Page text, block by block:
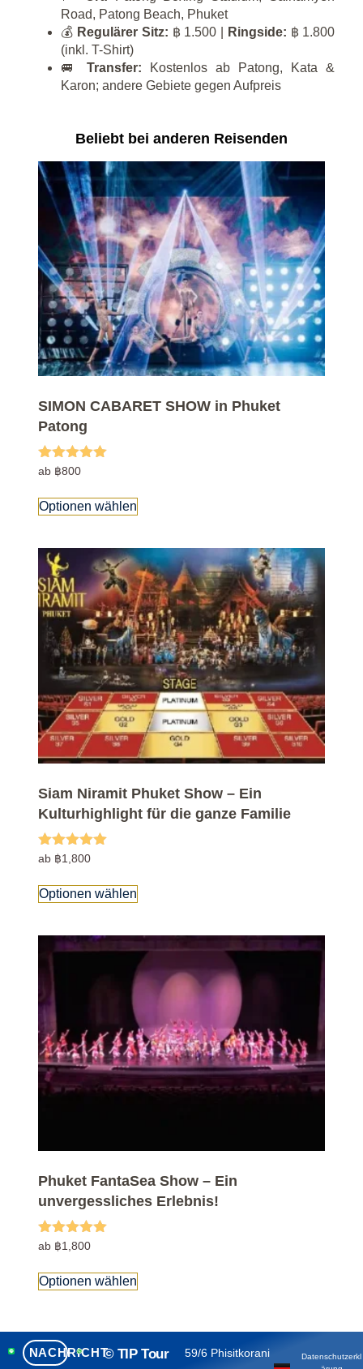
Road, Patong Beach, Phuket
💰 Regulärer Sitz: ฿ 1.500 | Ringside: ฿ 1.800
(inkl. T-Shirt)
🚐 Transfer: Kostenlos ab Patong, Kata &
Karon; andere Gebiete gegen Aufpreis
Beliebt bei anderen Reisenden
SIMON CABARET SHOW in Phuket
Patong
Bewertet mit
von 5
ab ฿800
Optionen wählen
Siam Niramit Phuket Show – Ein
Kulturhighlight für die ganze Familie
Bewertet mit
von 5
ab ฿1,800
Optionen wählen
Phuket FantaSea Show – Ein
unvergessliches Erlebnis!
Bewertet mit
von 5
ab ฿1,800
Optionen wählen
NACHRICHT© TIP Tour
Datenschutzerkl
59/6 Phisitkorani